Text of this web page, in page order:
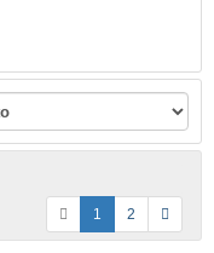
1 2